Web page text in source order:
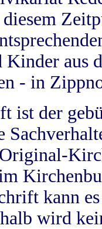
Kinder aus
- in
ist der
kann
wird